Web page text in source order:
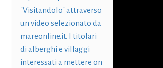
"Visitandolo" attraverso
un video selezionato da
mareonline.it. I titolari
di alberghi e villaggi
interessati a mettere on